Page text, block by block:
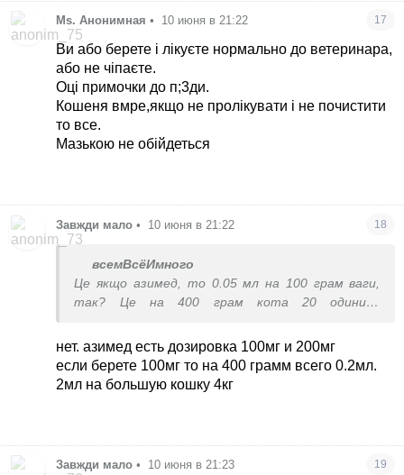
Ms. Анонимная • 10 июня в 21:22 17
Ви або берете і лікуєте нормально до ветеринара,
або не чіпаєте.
Оці примочки до п;3ди.
Кошеня вмре,якщо не пролікувати і не почистити
то все.
Мазькою не обійдеться
Завжди мало • 10 июня в 21:22 18
всемВсёИмного
Це якщо азимед, то 0.05 мл на 100 грам ваги,
так? Це на 400 грам кота 20 одиниць
нет. азимед есть дозировка 100мг и 200мг
если берете 100мг то на 400 грамм всего 0.2мл.
2мл на большую кошку 4кг
Завжди мало • 10 июня в 21:23 19